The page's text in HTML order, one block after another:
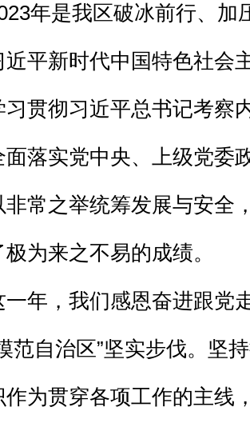
年是我区破冰前行、加
近平新时代中国特色社会
习贯彻习近平总书记考察
面落实党中央、上级党委
非常之举统筹发展与安全
为来之不易的成绩。
一年，我们感恩奋进跟党
范自治区”坚实步伐。坚
作为贯穿各项工作的主线